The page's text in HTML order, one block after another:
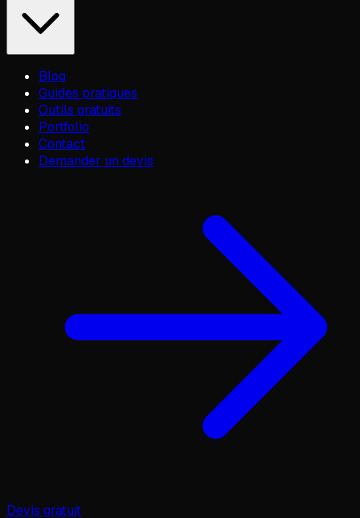
Blog
Guides pratiques
Outils gratuits
Portfolio
Contact
Demander un devis
Devis gratuit